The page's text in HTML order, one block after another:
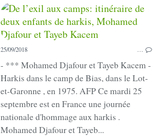
25/09/2018 …
- *** Mohamed Djafour et Tayeb Kacem -
Harkis dans le camp de Bias, dans le Lot-
et-Garonne , en 1975. AFP Ce mardi 25
septembre est en France une journée
nationale d'hommage aux harkis .
Mohamed Djafour et Tayeb...